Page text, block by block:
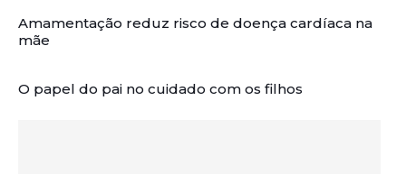
Amamentação reduz risco de doença cardíaca na
mãe
O papel do pai no cuidado com os filhos